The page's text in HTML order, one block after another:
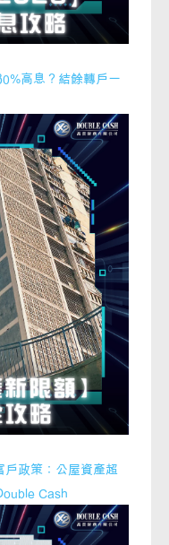
高息？結餘轉戶一
戶政策：公屋資產超
Cash